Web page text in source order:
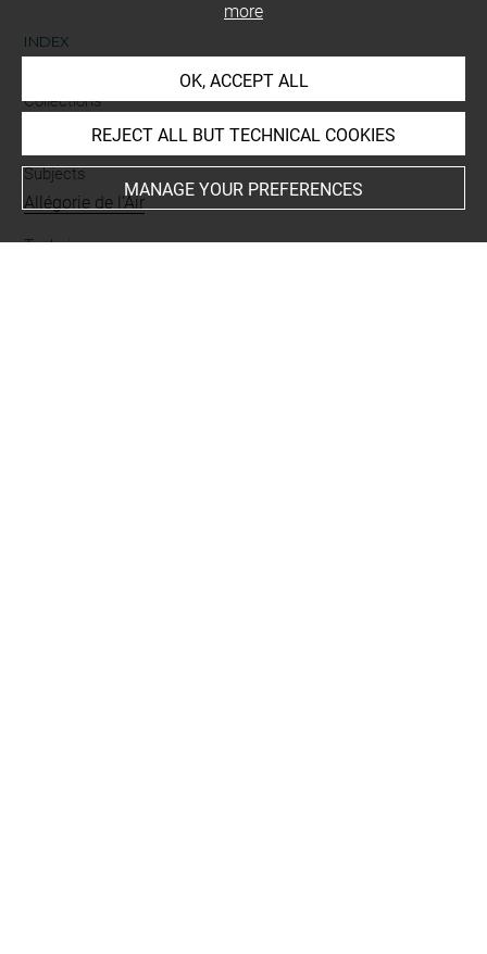
INDEX
Collections
Roth, David-Didier
Subjects
Allégorie de l'Air
Techniques
more
OK, ACCEPT ALL
REJECT ALL BUT TECHNICAL COOKIES
MANAGE YOUR PREFERENCES